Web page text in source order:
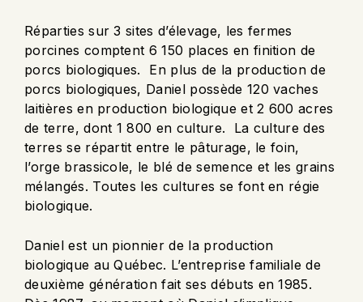
Réparties sur 3 sites d’élevage, les fermes
porcines comptent 6 150 places en finition de
porcs biologiques. En plus de la production de
porcs biologiques, Daniel possède 120 vaches
laitières en production biologique et 2 600 acres
de terre, dont 1 800 en culture. La culture des
terres se répartit entre le pâturage, le foin,
l’orge brassicole, le blé de semence et les grains
mélangés. Toutes les cultures se font en régie
biologique.
Daniel est un pionnier de la production
biologique au Québec. L’entreprise familiale de
deuxième génération fait ses débuts en 1985.